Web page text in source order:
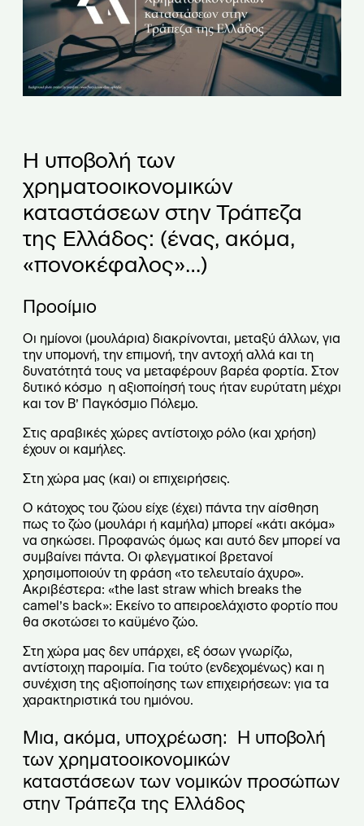
Η υποβολή των
χρηματοοικονομικών
καταστάσεων στην Τράπεζα
της Ελλάδος: (ένας, ακόμα,
«πονοκέφαλος»…)
Προοίμιο
Οι ημίονοι (μουλάρια) διακρίνονται, μεταξύ άλλων, για
την υπομονή, την επιμονή, την αντοχή αλλά και τη
δυνατότητά τους να μεταφέρουν βαρέα φορτία. Στον
δυτικό κόσμο η αξιοποίησή τους ήταν ευρύτατη μέχρι
και τον Β’ Παγκόσμιο Πόλεμο.
Στις αραβικές χώρες αντίστοιχο ρόλο (και χρήση)
έχουν οι καμήλες.
Στη χώρα μας (και) οι επιχειρήσεις.
Ο κάτοχος του ζώου είχε (έχει) πάντα την αίσθηση
πως το ζώο (μουλάρι ή καμήλα) μπορεί «κάτι ακόμα»
να σηκώσει. Προφανώς όμως και αυτό δεν μπορεί να
συμβαίνει πάντα. Οι φλεγματικοί βρετανοί
χρησιμοποιούν τη φράση «το τελευταίο άχυρο».
Ακριβέστερα: «the last straw which breaks the
camel’s back»: Εκείνο το απειροελάχιστο φορτίο που
θα σκοτώσει το καϋμένο ζώο.
Στη χώρα μας δεν υπάρχει, εξ όσων γνωρίζω,
αντίστοιχη παροιμία. Για τούτο (ενδεχομένως) και η
συνέχιση της αξιοποίησης των επιχειρήσεων: για τα
χαρακτηριστικά του ημιόνου.
Μια, ακόμα, υποχρέωση: Η υποβολή
των χρηματοοικονομικών
καταστάσεων των νομικών προσώπων
στην Τράπεζα της Ελλάδος